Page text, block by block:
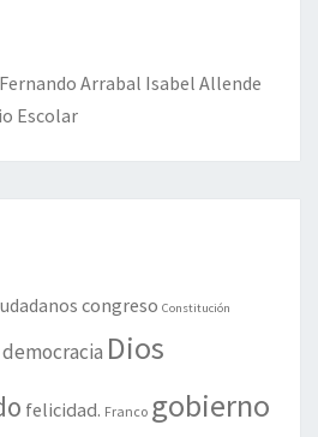
Fernando Arrabal Isabel Allende
Escolar
congreso Constitución
democracia Dios
felicidad. Franco gobierno